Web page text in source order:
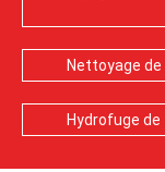
Nettoyage
Hydrofuge